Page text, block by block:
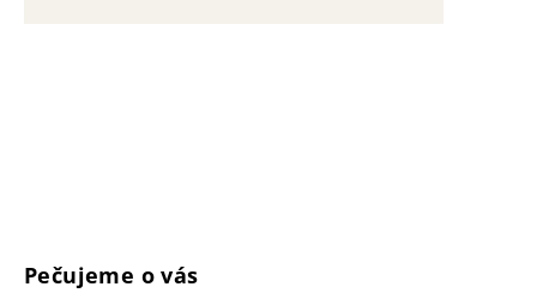
Pečujeme o vás